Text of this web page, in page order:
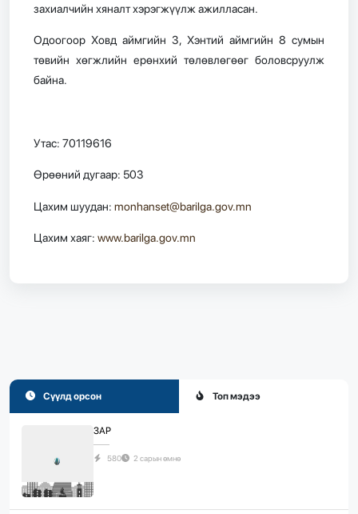
захиалчийн хяналт хэрэгжүүлж ажилласан.
Одоогоор Ховд аймгийн 3, Хэнтий аймгийн 8 сумын
төвийн хөгжлийн ерөнхий төлөвлөгөөг боловсруулж
байна.
Утас: 70119616
Өрөөний дугаар: 503
Цахим шуудан: monhanset@barilga.gov.mn
Цахим хаяг: www.barilga.gov.mn
Сүүлд орсон Топ мэдээ
ЗАР
580 2 сарын өмнө